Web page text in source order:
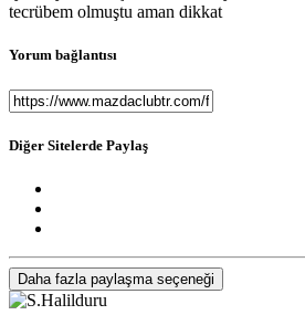
tecrübem olmuştu aman dikkat
Yorum bağlantısı
Diğer Sitelerde Paylaş
Daha fazla paylaşma seçeneği